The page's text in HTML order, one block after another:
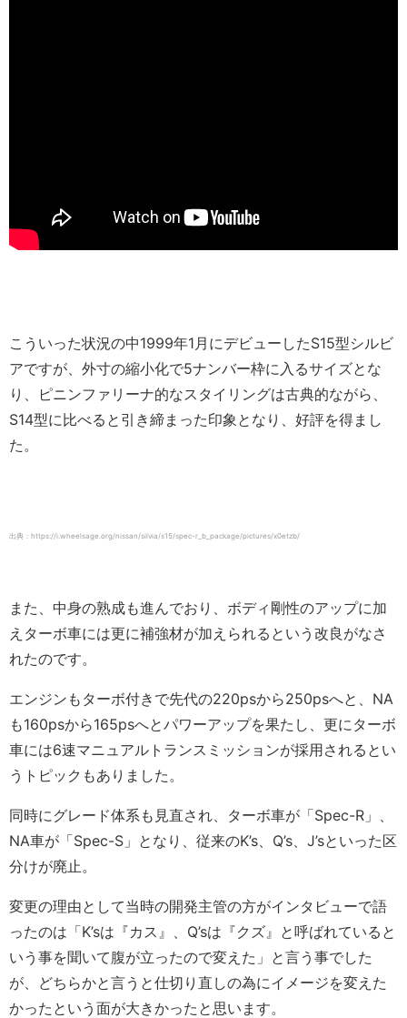
こういった状況の中1999年1月にデビューしたS15型シルビ
アですが、外寸の縮小化で5ナンバー枠に入るサイズとな
り、ピニンファリーナ的なスタイリングは古典的ながら、
S14型に比べると引き締まった印象となり、好評を得まし
た。
出典：https://i.wheelsage.org/nissan/silvia/s15/spec-r_b_package/pictures/x0etzb/
また、中身の熟成も進んでおり、ボディ剛性のアップに加
えターボ車には更に補強材が加えられるという改良がなさ
れたのです。
エンジンもターボ付きで先代の220psから250psへと、NA
も160psから165psへとパワーアップを果たし、更にターボ
車には6速マニュアルトランスミッションが採用されるとい
うトピックもありました。
同時にグレード体系も見直され、ターボ車が「Spec-R」、
NA車が「Spec-S」となり、従来のK’s、Q’s、J’sといった区
分けが廃止。
変更の理由として当時の開発主管の方がインタビューで語
ったのは「K’sは『カス』、Q’sは『クズ』と呼ばれていると
いう事を聞いて腹が立ったので変えた」と言う事でした
が、どちらかと言うと仕切り直しの為にイメージを変えた
かったという面が大きかったと思います。